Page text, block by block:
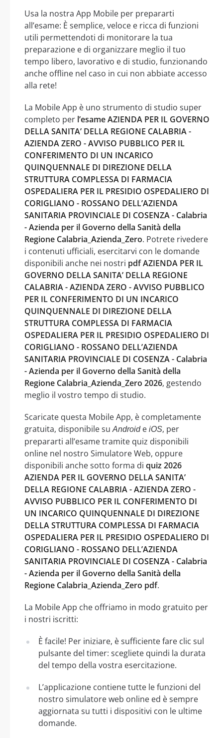
Usa la nostra App Mobile per prepararti
all’esame: È semplice, veloce e ricca di funzioni
utili permettendoti di monitorare la tua
preparazione e di organizzare meglio il tuo
tempo libero, lavorativo e di studio, funzionando
anche offline nel caso in cui non abbiate accesso
alla rete!
La Mobile App è uno strumento di studio super
completo per l’esame AZIENDA PER IL GOVERNO
DELLA SANITA’ DELLA REGIONE CALABRIA -
AZIENDA ZERO - AVVISO PUBBLICO PER IL
CONFERIMENTO DI UN INCARICO
QUINQUENNALE DI DIREZIONE DELLA
STRUTTURA COMPLESSA DI FARMACIA
OSPEDALIERA PER IL PRESIDIO OSPEDALIERO DI
CORIGLIANO - ROSSANO DELL’AZIENDA
SANITARIA PROVINCIALE DI COSENZA - Calabria
- Azienda per il Governo della Sanità della
Regione Calabria_Azienda_Zero. Potrete rivedere
i contenuti ufficiali, esercitarvi con le domande
disponibili anche nei nostri pdf AZIENDA PER IL
GOVERNO DELLA SANITA’ DELLA REGIONE
CALABRIA - AZIENDA ZERO - AVVISO PUBBLICO
PER IL CONFERIMENTO DI UN INCARICO
QUINQUENNALE DI DIREZIONE DELLA
STRUTTURA COMPLESSA DI FARMACIA
OSPEDALIERA PER IL PRESIDIO OSPEDALIERO DI
CORIGLIANO - ROSSANO DELL’AZIENDA
SANITARIA PROVINCIALE DI COSENZA - Calabria
- Azienda per il Governo della Sanità della
Regione Calabria_Azienda_Zero 2026, gestendo
meglio il vostro tempo di studio.
Scaricate questa Mobile App, è completamente
gratuita, disponibile suAndroide iOS, per
prepararti all’esame tramite quiz disponibili
online nel nostro Simulatore Web, oppure
disponibili anche sotto forma di quiz 2026
AZIENDA PER IL GOVERNO DELLA SANITA’
DELLA REGIONE CALABRIA - AZIENDA ZERO -
AVVISO PUBBLICO PER IL CONFERIMENTO DI
UN INCARICO QUINQUENNALE DI DIREZIONE
DELLA STRUTTURA COMPLESSA DI FARMACIA
OSPEDALIERA PER IL PRESIDIO OSPEDALIERO DI
CORIGLIANO - ROSSANO DELL’AZIENDA
SANITARIA PROVINCIALE DI COSENZA - Calabria
- Azienda per il Governo della Sanità della
Regione Calabria_Azienda_Zero pdf.
La Mobile App che offriamo in modo gratuito per
i nostri iscritti:
È facile! Per iniziare, è sufficiente fare clic sul
pulsante del timer: scegliete quindi la durata
del tempo della vostra esercitazione.
L’applicazione contiene tutte le funzioni del
nostro simulatore web online ed è sempre
aggiornata su tutti i dispositivi con le ultime
domande.